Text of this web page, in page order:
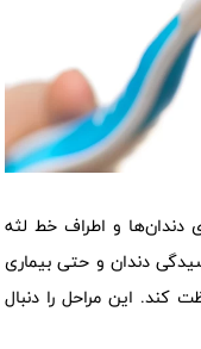
دندان‌ها و اطراف خط لثه
دندان و حتی بیماری
این مراحل را دنبال